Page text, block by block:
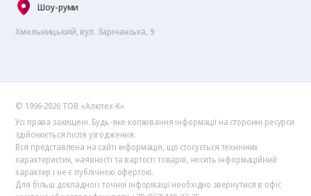
Шоу-руми
Хмельницький, вул. Зарічанська, 9
© 1996-2026 ТОВ «Алютех‑К»
Усі права захищені. Будь-яке копіювання інформації на сторонні ресурси
здійснюється після узгодження.
Вся представлена на сайті інформація, що стосується технічних
характеристик, наявності та вартості товарів, носить інформаційний
характер і не є публічною офертою.
Для більш докладної і точної інформації необхідно звернутися в офіс